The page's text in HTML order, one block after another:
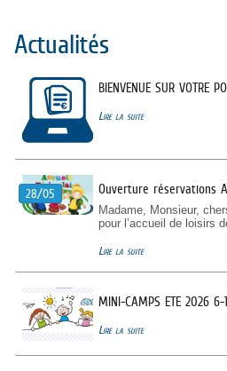
Actualités
BIENVENUE SUR VOTRE
Lire la suite
28/05 Ouverture réservations
Madame, Monsieur,
pour l’accueil de loisirs
Lire la suite
MINI-CAMPS ETE 2026 6-
Lire la suite